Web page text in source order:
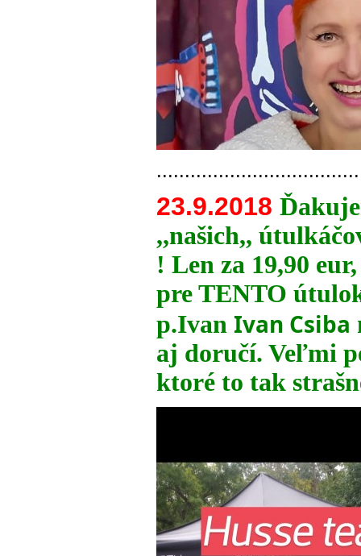
23.9.2018
,,našich,,
! Len za 19,90
pre TENTO
p.Ivan Ivan Csiba
aj doručí. Veľmi
ktoré to tak